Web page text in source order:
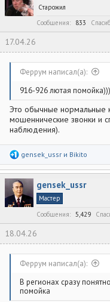
и
и
Старожил
Сообщения
833
17.04.26
Феррум написал(а):
916-926 лютая
Это обычные нормальные
мошеннические звонки и
наблюдения).
Р
е
а
к
ц
и
и
gensek_ussr и Bikito
gensek_ussr
Мастер
Сообщения
5,429
18.04.26
Феррум написал(а):
В регионах сразу
помойка